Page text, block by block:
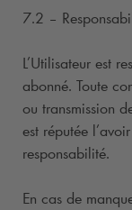
7.2 –
L’Utilisateur est
abonné. Toute
ou transmission
est réputée
responsabilité.
En cas de